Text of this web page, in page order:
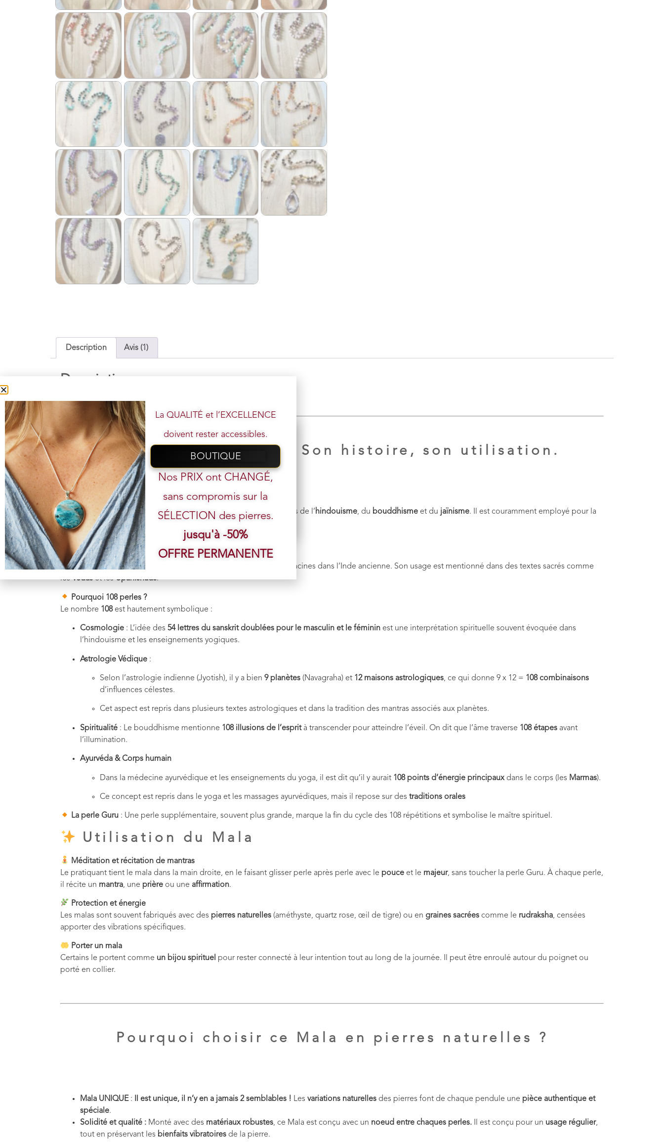
Description Avis (1)
Description
Mala de 108 perles : Son histoire, son utilisation.
Lemala est un collier de perles utilisé dans les traditions spirituelles de l’hindouisme, du bouddhisme et du jaïnisme. Il est couramment employé pour la
méditationet lejapa(récitation de mantras).
🕉Histoire et Symbolisme
Origine: Le mala remonte à plusieurs millénaires et trouve ses racines dans l’Inde ancienne. Son usage est mentionné dans des textes sacrés comme
lesVédaset lesUpanishads.
Pourquoi 108 perles ?
Le nombre 108est hautement symbolique :
Cosmologie : L’idée des 54 lettres du sanskrit doublées pour le masculin et le féminin est une interprétation spirituelle souvent évoquée dans
l’hindouisme et les enseignements yogiques.
Astrologie Védique :
Selon l’astrologie indienne (Jyotish), il y a bien 9 planètes (Navagraha) et 12 maisons astrologiques, ce qui donne 9 x 12 = 108 combinaisons
d’influences célestes.
Cet aspect est repris dans plusieurs textes astrologiques et dans la tradition des mantras associés aux planètes.
Spiritualité : Le bouddhisme mentionne 108 illusions de l’esprità transcender pour atteindre l’éveil. On dit que l’âme traverse 108 étapes avant
l’illumination.
Ayurvéda & Corps humain
Dans la médecine ayurvédique et les enseignements du yoga, il est dit qu’il y aurait 108 points d’énergie principauxdans le corps (les Marmas).
Ce concept est repris dans le yoga et les massages ayurvédiques, mais il repose sur des traditions orales
La perle Guru : Une perle supplémentaire, souvent plus grande, marque la fin du cycle des 108 répétitions et symbolise le maître spirituel.
Utilisation du Mala
Méditation et récitation de mantras
Le pratiquant tient le mala dans la main droite, en le faisant glisser perle après perle avec le pouce et le majeur, sans toucher la perle Guru. À chaque perle,
il récite un mantra, une prière ou une affirmation.
Protection et énergie
Les malas sont souvent fabriqués avec des pierres naturelles (améthyste, quartz rose, œil de tigre) ou en graines sacrées comme le rudraksha, censées
apporter des vibrations spécifiques.
Porter un mala
Certains le portent comme un bijou spirituel pour rester connecté à leur intention tout au long de la journée. Il peut être enroulé autour du poignet ou
porté en collier.
Pourquoi choisir ce Mala en pierres naturelles ?
Mala UNIQUE: Il est unique, il n’y en a jamais 2 semblables ! Les variations naturelles des pierres font de chaque pendule une pièce authentique et
spéciale.
Solidité et qualité : Monté avec des matériaux robustes, ce Mala est conçu avec un noeud entre chaques perles. Il est conçu pour un usage régulier,
tout en préservant les bienfaits vibratoires de la pierre.
La QUALITÉ et l’EXCELLENCE
doivent rester accessibles.
BOUTIQUE
Nos PRIX ont CHANGÉ,
sans compromis sur la
SÉLECTION des pierres.
jusqu'à -50%
OFFRE PERMANENTE